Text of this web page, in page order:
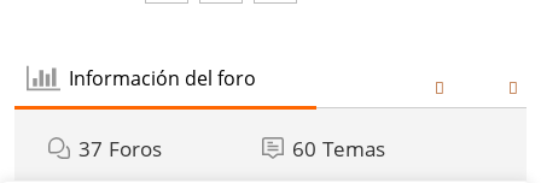
Información del foro
37 Foros 60 Temas